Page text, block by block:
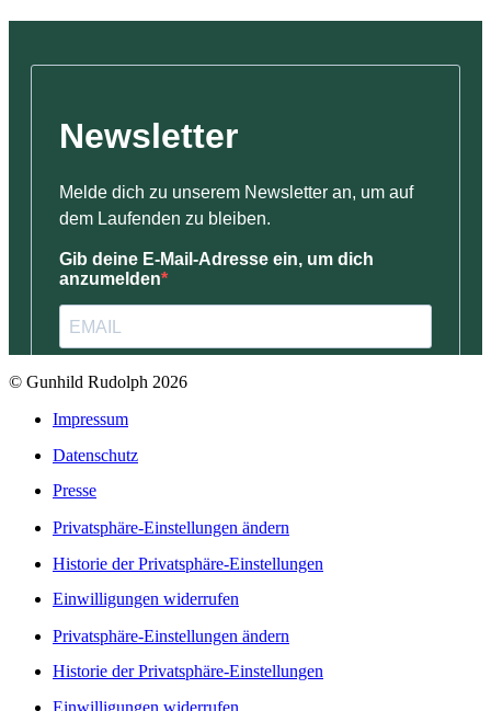
© Gunhild Rudolph 2026
Impressum
Datenschutz
Presse
Privatsphäre-Einstellungen ändern
Historie der Privatsphäre-Einstellungen
Einwilligungen widerrufen
Privatsphäre-Einstellungen ändern
Historie der Privatsphäre-Einstellungen
Einwilligungen widerrufen